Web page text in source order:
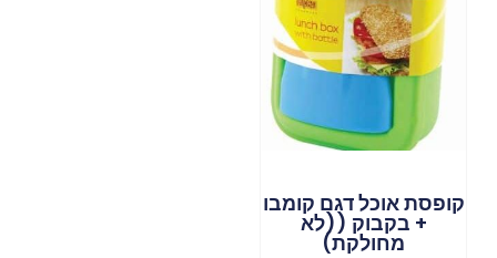
קופסת אוכל דגם קומבו
+ בקבוק ((לא
מחולקת)